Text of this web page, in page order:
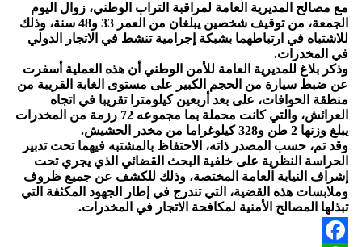
مع مصالح المديرية العامة لمراقبة التراب الوطني، زوال اليوم
الجمعة، من توقيف شخصين يبلغان من العمر 33 و48 سنة، وذلك
للاشتباه في ارتباطهما بشبكة إجرامية تنشط في الاتجار الدولي
في المخدرات.
وذكر بلاغ للمديرية العامة للأمن الوطني أن هذه العملية أسفرت
عن ضبط سيارة من الحجم الكبير على مستوى الغابة القريبة من
منطقة الحوافات، على بعد أربعين كيلومترا تقريبا في اتجاه
العرائش، والتي كانت محملة بما مجموعه 72 رزمة من المخدرات
يبلغ وزنها 2 طن و328 كيلوغراما من مخدر الحشيش.
وقد تم، حسب المصدر ذاته، الاحتفاظ بالمشتبه فيهما تحت تدبير
الحراسة النظرية على خلفية البحث القضائي الذي يجري تحت
إشراف النيابة العامة المختصة، وذلك للكشف عن جميع ظروف
وملابسات هذه القضية، التي تندرج في إطار الجهود المكثفة التي
تبذلها المصالح الأمنية لمكافحة الاتجار في المخدرات.